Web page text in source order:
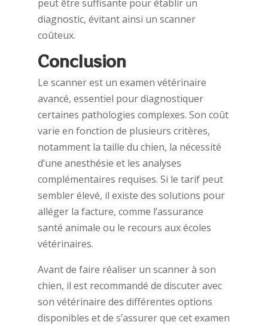
peut être suffisante pour établir un
diagnostic, évitant ainsi un scanner
coûteux.
Conclusion
Le scanner est un examen vétérinaire
avancé, essentiel pour diagnostiquer
certaines pathologies complexes. Son coût
varie en fonction de plusieurs critères,
notamment la taille du chien, la nécessité
d’une anesthésie et les analyses
complémentaires requises. Si le tarif peut
sembler élevé, il existe des solutions pour
alléger la facture, comme l’assurance
santé animale ou le recours aux écoles
vétérinaires.
Avant de faire réaliser un scanner à son
chien, il est recommandé de discuter avec
son vétérinaire des différentes options
disponibles et de s’assurer que cet examen